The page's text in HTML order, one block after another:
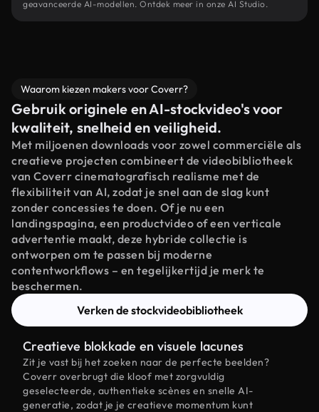
geavanceerde AI-modellen. Ontdek meer in onze AI Studio.
Waarom kiezen makers voor Coverr?
Gebruik originele en AI-stockvideo's voor
kwaliteit, snelheid en veiligheid.
Met miljoenen downloads voor zowel commerciële als
creatieve projecten combineert de videobibliotheek
van Coverr cinematografisch realisme met de
flexibiliteit van AI, zodat je snel aan de slag kunt
zonder concessies te doen. Of je nu een
landingspagina, een productvideo of een verticale
advertentie maakt, deze hybride collectie is
ontworpen om te passen bij moderne
contentworkflows – en tegelijkertijd je merk te
beschermen.
Verken de stockvideobibliotheek
Creatieve blokkade en visuele lacunes
Zit je vast bij het zoeken naar de perfecte beelden?
Coverr overbrugt die kloof met zorgvuldig
geselecteerde, authentieke scènes en snelle AI-
generatie, zodat je je creatieve momentum kunt